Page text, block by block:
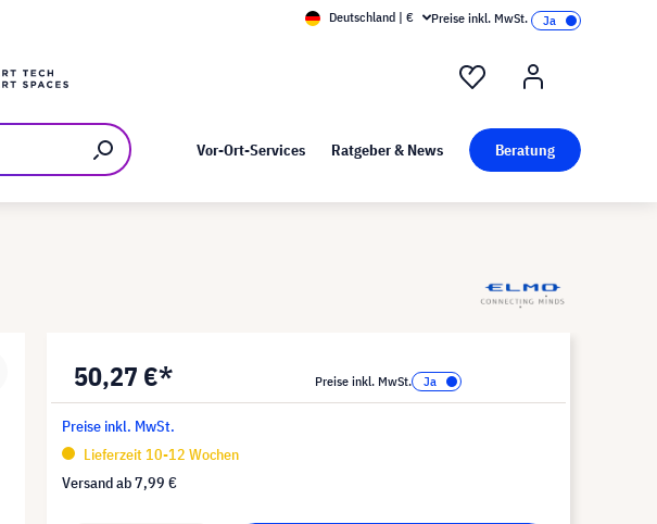
Kunst bei visunext
Deutschland | € Preise inkl. MwSt.
Vor-Ort-Services Ratgeber & News Beratung
50,27 €* Preise inkl. MwSt.
Preise inkl. MwSt.
Lieferzeit 10-12 Wochen
Versand ab7,99 €